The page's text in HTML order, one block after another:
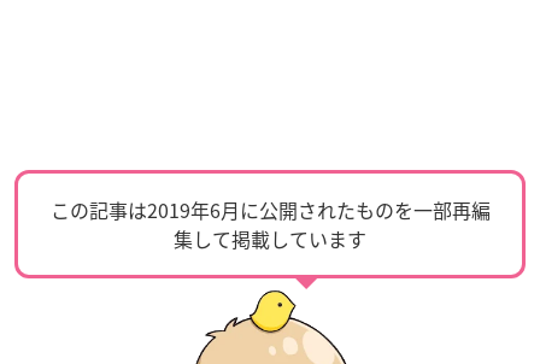
この記事は2019年6月に公開されたものを一部再編
集して掲載しています